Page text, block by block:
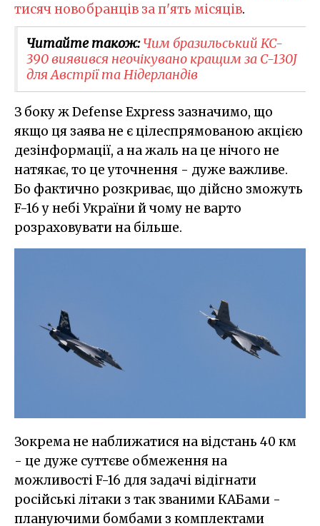
тисяч новобранців за п'ять місяців.
Читайте також:Чим бразильський KC-
390 виявився неочікувано кращим за C-130J
для Австрії та Нідерландів
З боку ж Defense Express зазначимо, що
якщо ця заява не є цілеспрямованою акцією
дезінформації, а на жаль на це нічого не
натякає, то це уточнення - дуже важливе.
Бо фактично розкриває, що дійсно зможуть
F-16 у небі України й чому не варто
розраховувати на більше.
Зокрема не наближатися на відстань 40 км
- це дуже суттєве обмеження на
можливості F-16 для задачі відігнати
російські літаки з так званими КАБами -
плануючими бомбами з комплектами